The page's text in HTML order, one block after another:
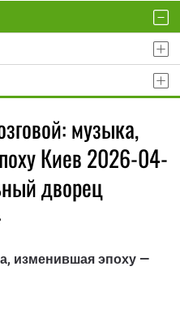
музыка,
Киев 2026-04-
дворец
изменившая эпоху —